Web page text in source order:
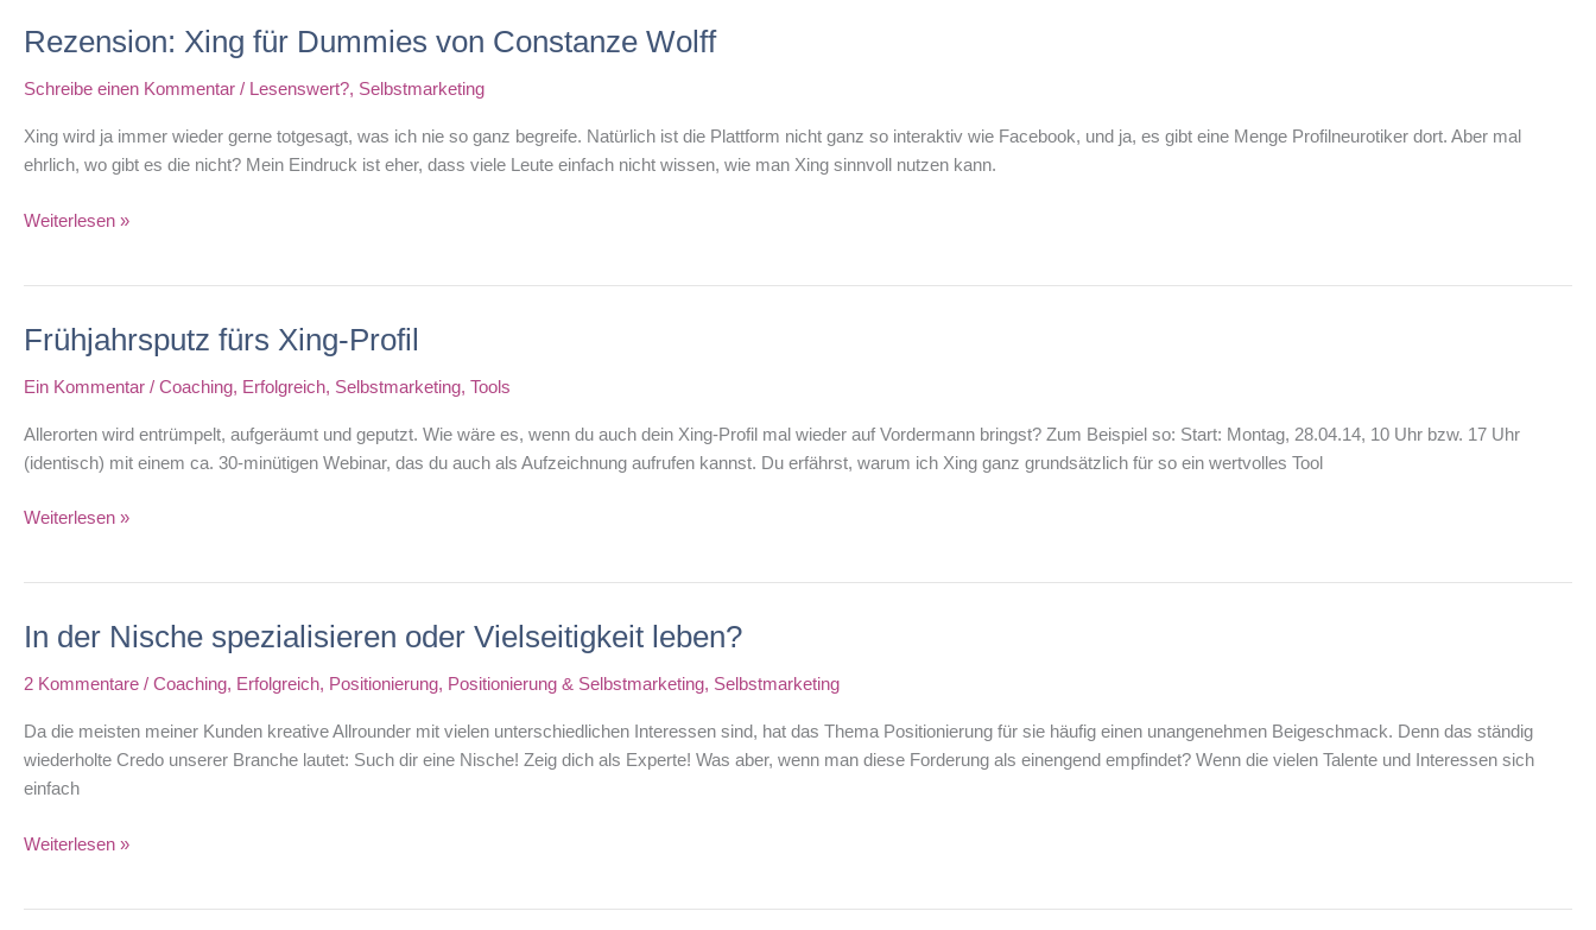
Rezension: Xing für Dummies von Constanze Wolff
Schreibe einen Kommentar / Lesenswert?, Selbstmarketing
Xing wird ja immer wieder gerne totgesagt, was ich nie so ganz begreife. Natürlich ist die Plattform nicht ganz so interaktiv wie Facebook, und ja, es gibt eine Menge Profilneurotiker dort. Aber mal
ehrlich, wo gibt es die nicht? Mein Eindruck ist eher, dass viele Leute einfach nicht wissen, wie man Xing sinnvoll nutzen kann.
Rezension:
von
Constanze
Wolff
Weiterlesen »
Frühjahrsputz fürs Xing-Profil
Ein Kommentar / Coaching, Erfolgreich, Selbstmarketing, Tools
Allerorten wird entrümpelt, aufgeräumt und geputzt. Wie wäre es, wenn du auch dein Xing-Profil mal wieder auf Vordermann bringst? Zum Beispiel so: Start: Montag, 28.04.14, 10 Uhr bzw. 17 Uhr
(identisch) mit einem ca. 30-minütigen Webinar, das du auch als Aufzeichnung aufrufen kannst. Du erfährst, warum ich Xing ganz grundsätzlich für so ein wertvolles Tool
Frühjahrsputz
Weiterlesen »
In der Nische spezialisieren oder Vielseitigkeit leben?
2 Kommentare / Coaching, Erfolgreich, Positionierung, Positionierung & Selbstmarketing, Selbstmarketing
Da die meisten meiner Kunden kreative Allrounder mit vielen unterschiedlichen Interessen sind, hat das Thema Positionierung für sie häufig einen unangenehmen Beigeschmack. Denn das ständig
wiederholte Credo unserer Branche lautet: Such dir eine Nische! Zeig dich als Experte! Was aber, wenn man diese Forderung als einengend empfindet? Wenn die vielen Talente und Interessen sich
einfach
In
Weiterlesen »